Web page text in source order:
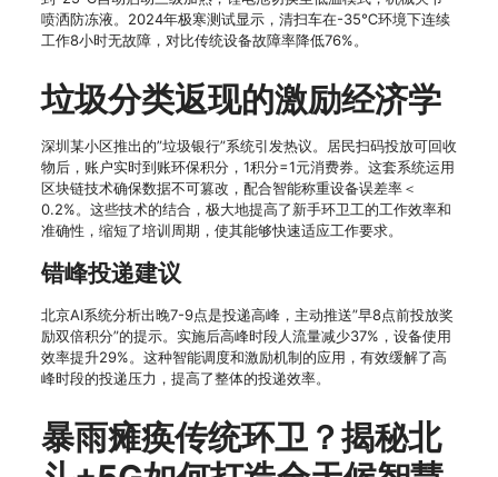
喷洒防冻液。2024年极寒测试显示，清扫车在-35℃环境下连续
工作8小时无故障，对比传统设备故障率降低76%。
垃圾分类返现的激励经济学
深圳某小区推出的”垃圾银行”系统引发热议。居民扫码投放可回收
物后，账户实时到账环保积分，1积分=1元消费券。这套系统运用
区块链技术确保数据不可篡改，配合智能称重设备误差率＜
0.2%。这些技术的结合，极大地提高了新手环卫工的工作效率和
准确性，缩短了培训周期，使其能够快速适应工作要求。
错峰投递建议
北京AI系统分析出晚7-9点是投递高峰，主动推送”早8点前投放奖
励双倍积分”的提示。实施后高峰时段人流量减少37%，设备使用
效率提升29%。这种智能调度和激励机制的应用，有效缓解了高
峰时段的投递压力，提高了整体的投递效率。
暴雨瘫痪传统环卫？揭秘北